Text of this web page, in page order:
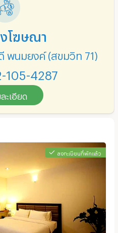
โฆษณา
พนมยงค์ (สุขุมวิท 71)
105-4287
ะเอียด
ลงทะเบียนที่พักแล้ว